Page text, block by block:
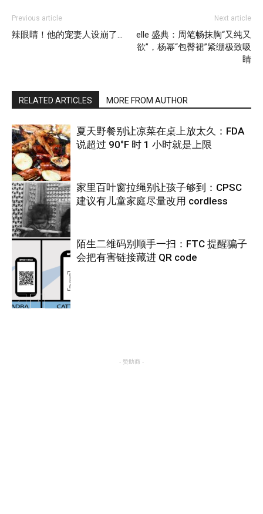
Previous article
辣眼睛！他的宠妻人设崩了…
Next article
elle 盛典：周笔畅抹胸“又纯又
欲”，杨幂“包臀裙”紧绷极致吸
睛
RELATED ARTICLES MORE FROM AUTHOR
热点
夏天野餐别让凉菜在桌上放太久：FDA
说超过 90°F 时 1 小时就是上限
热点
家里百叶窗拉绳别让孩子够到：CPSC
建议有儿童家庭尽量改用 cordless
陌生二维码别顺手一扫：FTC 提醒骗子
会把有害链接藏进 QR code
- 赞助商 -